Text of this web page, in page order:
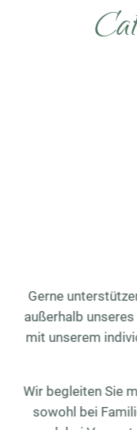
Gerne
außerhalb
mit unserem
Wir begleiten Sie
sowohl bei